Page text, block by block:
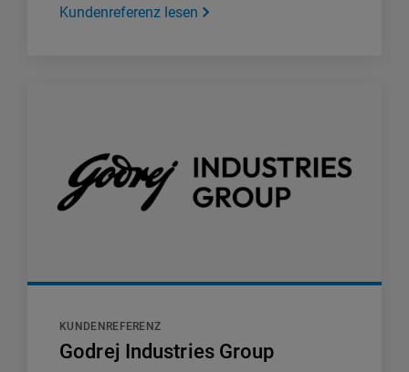
Kundenreferenz lesen
KUNDENREFERENZ
Godrej Industries Group